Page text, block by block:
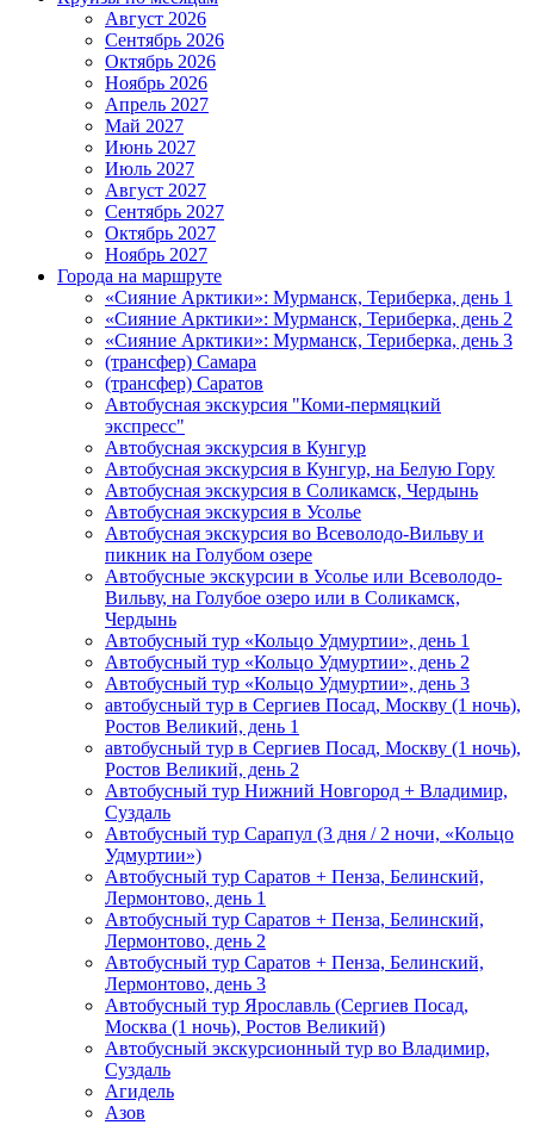
Август 2026
Сентябрь 2026
Октябрь 2026
Ноябрь 2026
Апрель 2027
Май 2027
Июнь 2027
Июль 2027
Август 2027
Сентябрь 2027
Октябрь 2027
Ноябрь 2027
Города на маршруте
«Сияние Арктики»: Мурманск, Териберка, день 1
«Сияние Арктики»: Мурманск, Териберка, день 2
«Сияние Арктики»: Мурманск, Териберка, день 3
(трансфер) Самара
(трансфер) Саратов
Автобусная экскурсия "Коми-пермяцкий
экспресс"
Автобусная экскурсия в Кунгур
Автобусная экскурсия в Кунгур, на Белую Гору
Автобусная экскурсия в Соликамск, Чердынь
Автобусная экскурсия в Усолье
Автобусная экскурсия во Всеволодо-Вильву и
пикник на Голубом озере
Автобусные экскурсии в Усолье или Всеволодо-
Вильву, на Голубое озеро или в Соликамск,
Чердынь
Автобусный тур «Кольцо Удмуртии», день 1
Автобусный тур «Кольцо Удмуртии», день 2
Автобусный тур «Кольцо Удмуртии», день 3
автобусный тур в Сергиев Посад, Москву (1 ночь),
Ростов Великий, день 1
автобусный тур в Сергиев Посад, Москву (1 ночь),
Ростов Великий, день 2
Автобусный тур Нижний Новгород + Владимир,
Суздаль
Автобусный тур Сарапул (3 дня / 2 ночи, «Кольцо
Удмуртии»)
Автобусный тур Саратов + Пенза, Белинский,
Лермонтово, день 1
Автобусный тур Саратов + Пенза, Белинский,
Лермонтово, день 2
Автобусный тур Саратов + Пенза, Белинский,
Лермонтово, день 3
Автобусный тур Ярославль (Сергиев Посад,
Москва (1 ночь), Ростов Великий)
Автобусный экскурсионный тур во Владимир,
Суздаль
Агидель
Азов